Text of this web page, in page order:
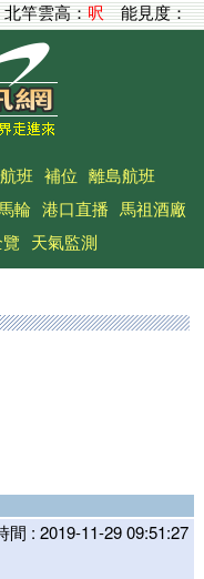
竿雲高：呎能見度：
班 補位 離島航班
輪 港口直播 馬祖酒廠
天氣監測
間 : 2019-11-29 09:51:27